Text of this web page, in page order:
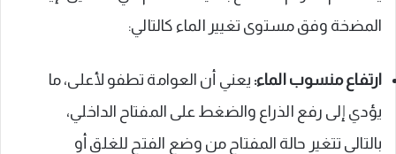
المضخة وفق مستوى تغيير الماء كالتالي:
ارتفاع منسوب الماء: يعني أن العوامة تطفو لأعلى، ما
يؤدي إلى رفع الذراع والضغط على المفتاح الداخلي،
بالتالي تتغير حالة المفتاح من وضع الفتح للغلق أو